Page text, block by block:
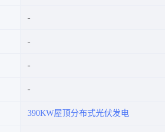
390KW屋顶分布式光伏发电